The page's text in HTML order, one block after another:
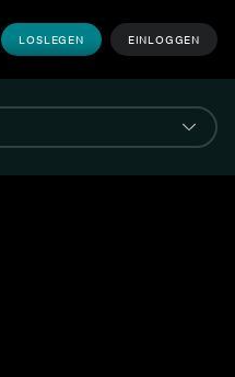
LOSLEGEN EINLOGGEN